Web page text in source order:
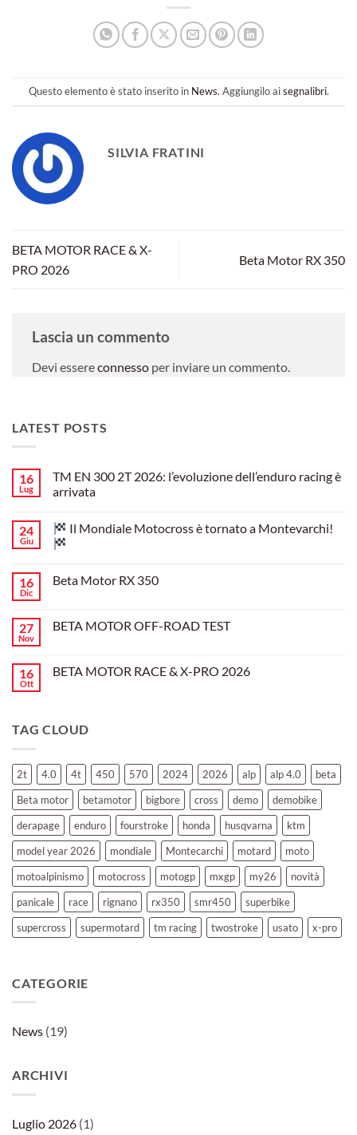
Questo elemento è stato inserito in News. Aggiungilo aisegnalibri.
SILVIA FRATINI
BETA MOTOR RACE & X-
PRO 2026
Beta Motor RX 350
Lascia un commento
Devi essereconnesso per inviare un commento.
LATEST POSTS
16
Lug
TM EN 300 2T 2026: l’evoluzione dell’enduro racing è
arrivata
su
TM
EN
2026:
è
arrivata
24
Giu
Il Mondiale Motocross è tornato a Montevarchi!
su
Motocross
è
16
Dic
Beta Motor RX 350
Beta
27
Nov
BETA MOTOR OFF-ROAD TEST
BETA
16
Ott
BETA MOTOR RACE & X-PRO 2026
MOTOR
PRO
2026
TAG CLOUD
2t 4.0 4t 450 570 2024 2026 alp alp 4.0
beta
Beta motor
betamotor bigbore cross demo
demobike
derapage
enduro fourstroke honda husqvarna
ktm
model year 2026
mondiale Montecarchi motard
moto
motoalpinismo
motocross motogp mxgp my26
novità
panicale
race rignano rx350 smr450
superbike
supercross
supermotard tm racing twostroke usato x-pro
CATEGORIE
News (19)
ARCHIVI
Luglio 2026 (1)